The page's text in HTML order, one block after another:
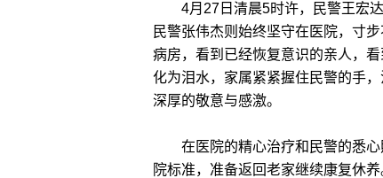
4月27日清晨5时许，民警王宏达
民警张伟杰则始终坚守在医院，寸
病房，看到已经恢复意识的亲人，
化为泪水，家属紧紧握住民警的手
深厚的敬意与感激。
在医院的精心治疗和民警的悉心
院标准，准备返回老家继续康复休